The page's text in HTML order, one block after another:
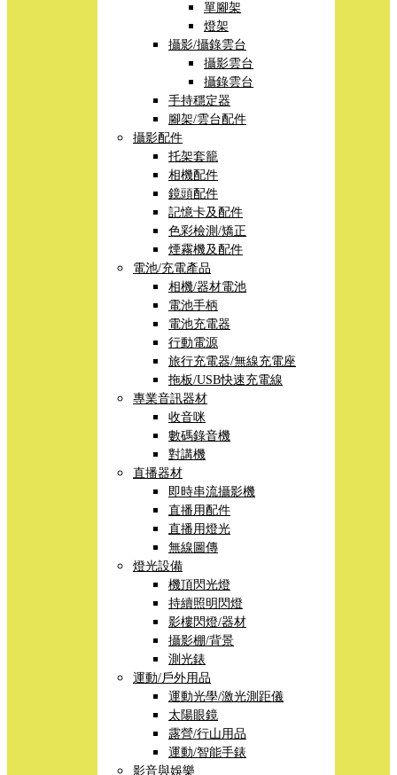
單腳架
燈架
攝影/攝錄雲台
攝影雲台
攝錄雲台
手持穩定器
腳架/雲台配件
攝影配件
托架套籠
相機配件
鏡頭配件
記憶卡及配件
色彩檢測/矯正
煙霧機及配件
電池/充電產品
相機/器材電池
電池手柄
電池充電器
行動電源
旅行充電器/無線充電座
拖板/USB快速充電線
專業音訊器材
收音咪
數碼錄音機
對講機
直播器材
即時串流攝影機
直播用配件
直播用燈光
無線圖傳
燈光設備
機頂閃光燈
持續照明閃燈
影樓閃燈/器材
攝影棚/背景
測光錶
運動/戶外用品
運動光學/激光測距儀
太陽眼鏡
露營/行山用品
運動/智能手錶
影音與娛樂